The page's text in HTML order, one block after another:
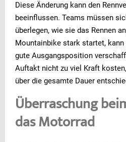
Diese Änderung kann den
beeinflussen. Teams müssen
überlegen, wie sie das Rennen
Mountainbike stark startet,
gute Ausgangsposition
Auftakt nicht zu viel Kraft
über die gesamte Dauer
Überraschung
das Motorrad